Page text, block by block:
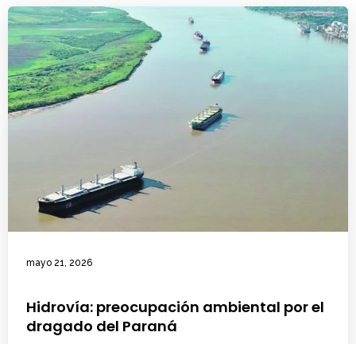
mayo 21, 2026
Hidrovía: preocupación ambiental por el
dragado del Paraná